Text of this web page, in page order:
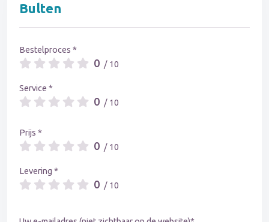
Bulten
Bestelproces *
0 / 10
Service *
0 / 10
Prijs *
0 / 10
Levering *
0 / 10